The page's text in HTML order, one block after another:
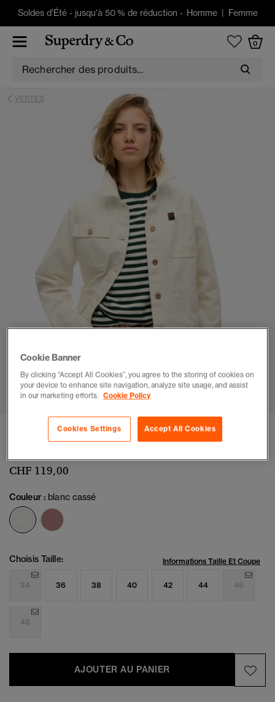
Soldes d'Été -jusqu'à 50 % de réduction - Homme| Femme
0
VESTES
1 2 3 4 5 6
Veste Chore
CHF 119,00
Couleur : blanc cassé
sélectionné
Choisis Taille: Informations Taille Et Coupe
34 36 38 40 42 44 46
48
AJOUTER AU PANIER
Cookie Banner
By clicking “Accept All Cookies”, you agree to the storing of cookies on
your device to enhance site navigation, analyze site usage, and assist
in our marketing efforts. Cookie Policy
Accept All Cookies
Cookies Settings